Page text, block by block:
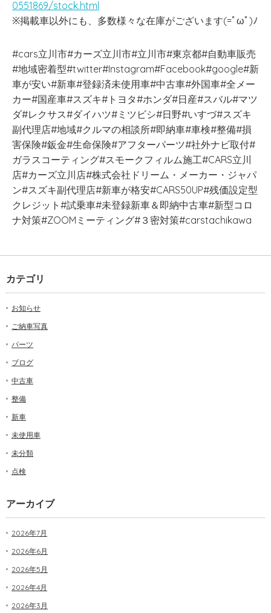
0551869/stock.html
※掲載車以外にも、多数様々な在庫がございます(=ﾟωﾟ)ﾉ
#cars立川市#カーズ立川市#立川市#東京都#自動車販売
#地域密着型#twitter#Instagram#Facebook#google#新
車が安い#新車#登録済未使用車#中古車#外国車#全メー
カー#国産車#スズキ#トヨタ#ホンダ#日産#スバル#マツ
ダ#レクサス#ダイハツ#ミツビシ#日野#いすづ#スズキ
副代理店#地域#クルマの相談所#即納車#車検#整備#損
害保険#鈑金#生命保険#アフターパーツ#社外ナビ取付#
ガラスコーティング#スモークフィルム施工#CARS立川
店#カーズ立川店#株式会社ドリーム・メーカー・ジャパ
ン#スズキ副代理店#新車が格安#CARS50UP#残価設定型
クレジット#試乗車#未登録新車＆即納中古車#新型コロ
ナ対策#ZOOMミーティング#３密対策#carstachikawa
カテゴリ
お知らせ
ご納車写真
パーツ
ブログ
中古車
整備
新車
未使用車
未分類
点検
アーカイブ
2026年7月
2026年6月
2026年5月
2026年4月
2026年3月